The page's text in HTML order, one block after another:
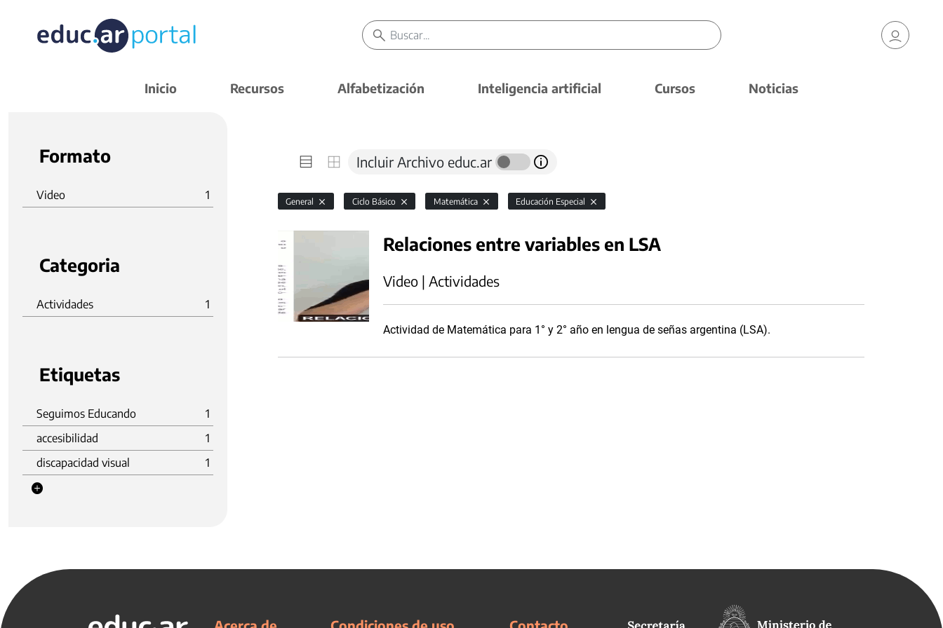
Inicio Recursos Alfabetización Inteligencia artificial Cursos Noticias
Formato
Video 1
Categoria
Actividades 1
Etiquetas
Seguimos Educando
1
accesibilidad
1
discapacidad visual
1
Incluir Archivo educ.ar
General Ciclo Básico Matemática Educación Especial
Relaciones entre variables en LSA
Video | Actividades
Actividad de Matemática para 1° y 2° año en lengua de señas argentina (LSA).